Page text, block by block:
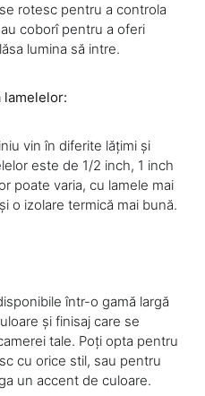
rotesc pentru a controla
coborî pentru a oferi
lumina să intre.
lamelelor:
vin în diferite lățimi și
este de 1/2 inch, 1 inch
poate varia, cu lamele mai
o izolare termică mai bună.
într-o gamă largă
și finisaj care se
tale. Poți opta pentru
cu orice stil, sau pentru
un accent de culoare.